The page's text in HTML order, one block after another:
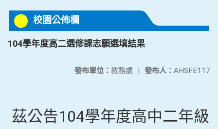
校園公佈欄
104學年度高二選修課志願選填結果
發布人： AHSFE117
發布單位： 教務處 |
茲公告104學年度高中二年級